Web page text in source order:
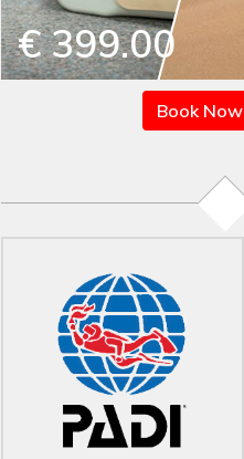
€ 399.00
Book Now